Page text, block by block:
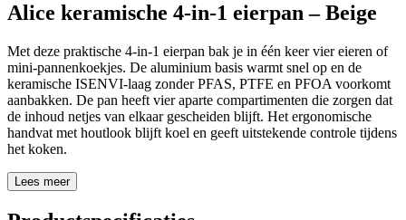
Alice keramische 4-in-1 eierpan – Beige
Met deze praktische 4-in-1 eierpan bak je in één keer vier eieren of
mini-pannenkoekjes. De aluminium basis warmt snel op en de
keramische ISENVI-laag zonder PFAS, PTFE en PFOA voorkomt
aanbakken. De pan heeft vier aparte compartimenten die zorgen dat
de inhoud netjes van elkaar gescheiden blijft. Het ergonomische
handvat met houtlook blijft koel en geeft uitstekende controle tijdens
het koken.
Lees meer